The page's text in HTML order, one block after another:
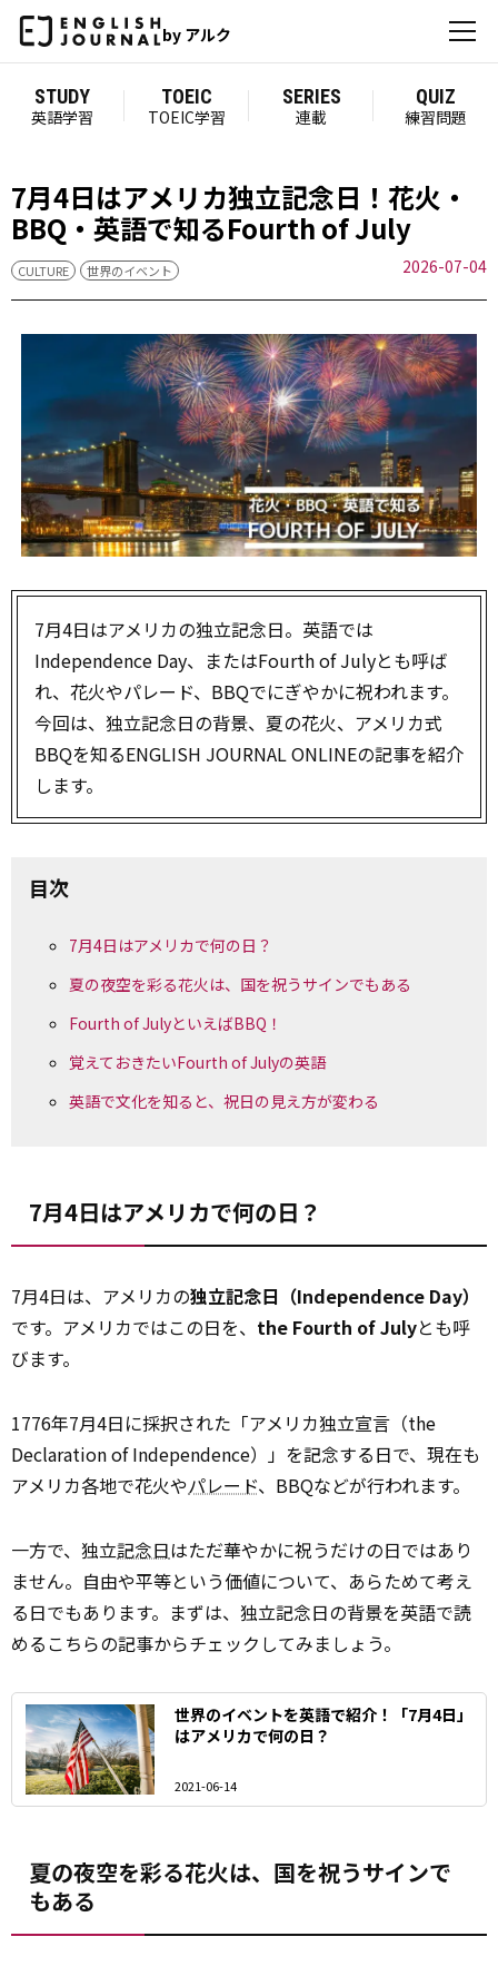
by アルク
STUDY
英語学習
TOEIC
TOEIC学習
SERIES
連載
QUIZ
練習問題
7月4日はアメリカ独立記念日！花火・
BBQ・英語で知るFourth of July
CULTURE 世界のイベント 2026-07-04
7月4日はアメリカの独立記念日。英語では
Independence Day、またはFourth of Julyとも呼ば
れ、花火やパレード、BBQでにぎやかに祝われます。
今回は、独立記念日の背景、夏の花火、アメリカ式
BBQを知るENGLISH JOURNAL ONLINEの記事を紹介
します。
目次
7月4日はアメリカで何の日？
夏の夜空を彩る花火は、国を祝うサインでもある
Fourth of JulyといえばBBQ！
覚えておきたいFourth of Julyの英語
英語で文化を知ると、祝日の見え方が変わる
7月4日はアメリカで何の日？
7月4日は、アメリカの独立記念日（Independence Day）
です。アメリカではこの日を、 the Fourth of Julyとも呼
びます。
1776年7月4日に採択された「アメリカ独立宣言（the
Declaration of Independence）」を記念する日で、現在も
アメリカ各地で花火やパレード、BBQなどが行われます。
一方で、独立記念日はただ華やかに祝うだけの日ではあり
ません。自由や平等という価値について、あらためて考え
る日でもあります。まずは、独立記念日の背景を英語で読
めるこちらの記事からチェックしてみましょう。
世界のイベントを英語で紹介！「7月4日」
はアメリカで何の日？
2021-06-14
夏の夜空を彩る花火は、国を祝うサインで
もある